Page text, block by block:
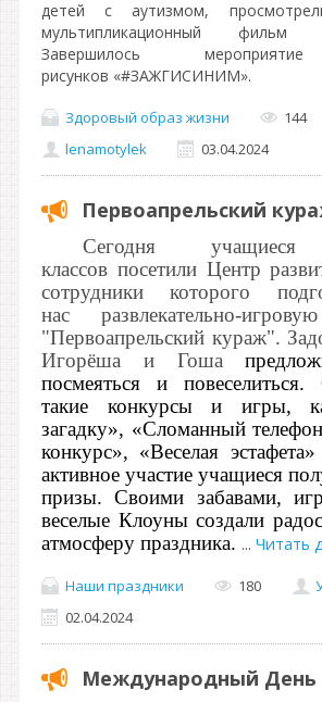
детей с аутизмом,
мультипликационный
Завершилось
рисунков «#ЗАЖГИСИНИМ».
Здоровый образ жизни
144
lenamotylek
03.04.2024
Первоапрельский
Сегодня учащиеся
классов посетили Центр
сотрудники которого
нас развлекательно-
"Первоапрельский кураж".
Игорёша и Гоша
посмеяться и
такие конкурсы и игры,
загадку», «Сломанный
конкурс», «Веселая
активное участие учащиеся
призы. Своими забавами,
веселые Клоуны создали
атмосферу праздника. ... Читать
Наши праздники 180
02.04.2024
Международный День